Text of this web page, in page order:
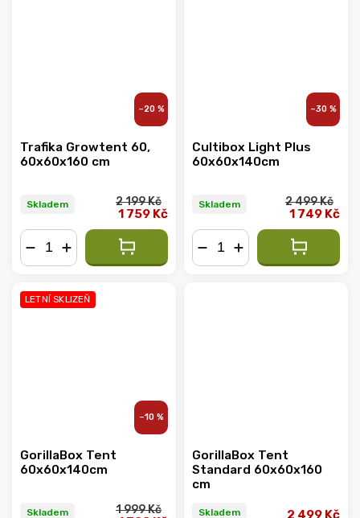
–20 %
Trafika Growtent 60,
60x60x160 cm
Skladem 2 199 Kč
1 759 Kč
–30 %
Cultibox Light Plus
60x60x140cm
Skladem 2 499 Kč
1 749 Kč
LETNÍ SKLIZEŇ
–10 %
GorillaBox Tent
60x60x140cm
Skladem 1 999 Kč
GorillaBox Tent
Standard 60x60x160
cm
Skladem 2 499 Kč